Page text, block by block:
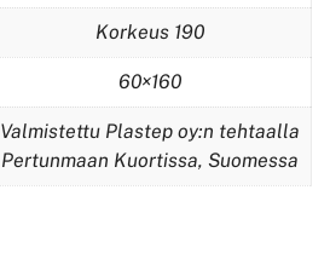
Korkeus 190
60×160
Valmistettu Plastep oy:n tehtaalla
Pertunmaan Kuortissa, Suomessa